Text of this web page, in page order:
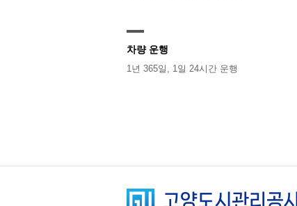
차량 운행
1년 365일, 1일 24시간 운행